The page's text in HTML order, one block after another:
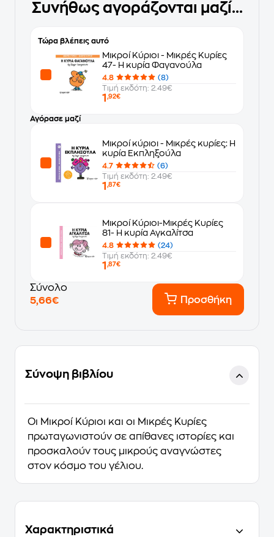
Συνήθως αγοράζονται μαζί...
Τώρα βλέπεις αυτό
Μικροί Κύριοι - Μικρές Κυρίες
47- Η κυρία Φαγανούλα
4.8
(8)
Τιμή εκδότη: 2.49€
1 ,92€
Αγόρασε μαζί
Μικροί κύριοι - Μικρές κυρίες: Η
κυρία Εκπληξούλα
4.7
(6)
Τιμή εκδότη: 2.49€
1 ,87€
Μικροί Κύριοι-Μικρές Κυρίες
81- Η κυρία Αγκαλίτσα
4.8
(24)
Τιμή εκδότη: 2.49€
1 ,87€
Σύνολο
5,66€
Προσθήκη
Σύνοψη βιβλίου
Οι Μικροί Κύριοι και οι Μικρές Κυρίες
πρωταγωνιστούν σε απίθανες ιστορίες και
προσκαλούν τους μικρούς αναγνώστες
στον κόσμο του γέλιου.
Χαρακτηριστικά